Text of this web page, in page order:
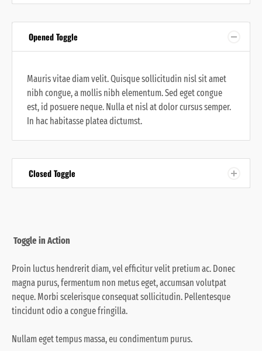
Opened Toggle
Mauris vitae diam velit. Quisque sollicitudin nisl sit amet
nibh congue, a mollis nibh elementum. Sed eget congue
est, id posuere neque. Nulla et nisl at dolor cursus semper.
In hac habitasse platea dictumst.
Closed Toggle
Toggle in Action
Proin luctus hendrerit diam, vel efficitur velit pretium ac. Donec
magna purus, fermentum non metus eget, accumsan volutpat
neque. Morbi scelerisque consequat sollicitudin. Pellentesque
tincidunt odio a congue fringilla.
Nullam eget tempus massa, eu condimentum purus.